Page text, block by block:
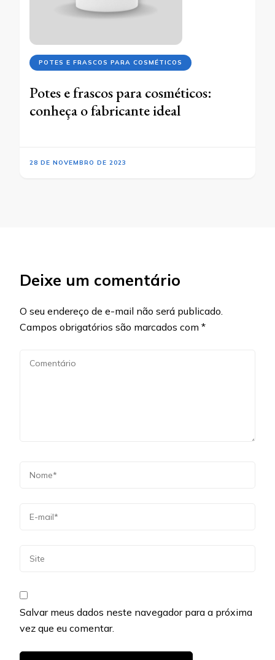
POTES E FRASCOS PARA COSMÉTICOS
Potes e frascos para cosméticos:
conheça o fabricante ideal
28 DE NOVEMBRO DE 2023
Deixe um comentário
O seu endereço de e-mail não será publicado.
Campos obrigatórios são marcados com *
Salvar meus dados neste navegador para a próxima
vez que eu comentar.